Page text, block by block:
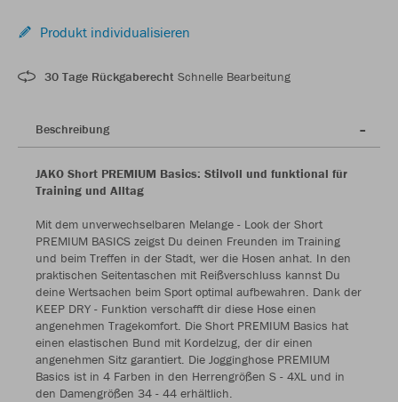
Produkt individualisieren
30 Tage Rückgaberecht Schnelle Bearbeitung
Beschreibung
JAKO Short PREMIUM Basics: Stilvoll und funktional für
Training und Alltag
Mit dem unverwechselbaren Melange - Look der Short
PREMIUM BASICS zeigst Du deinen Freunden im Training
und beim Treffen in der Stadt, wer die Hosen anhat. In den
praktischen Seitentaschen mit Reißverschluss kannst Du
deine Wertsachen beim Sport optimal aufbewahren. Dank der
KEEP DRY - Funktion verschafft dir diese Hose einen
angenehmen Tragekomfort. Die Short PREMIUM Basics hat
einen elastischen Bund mit Kordelzug, der dir einen
angenehmen Sitz garantiert. Die Jogginghose PREMIUM
Basics ist in 4 Farben in den Herrengrößen S - 4XL und in
den Damengrößen 34 - 44 erhältlich.